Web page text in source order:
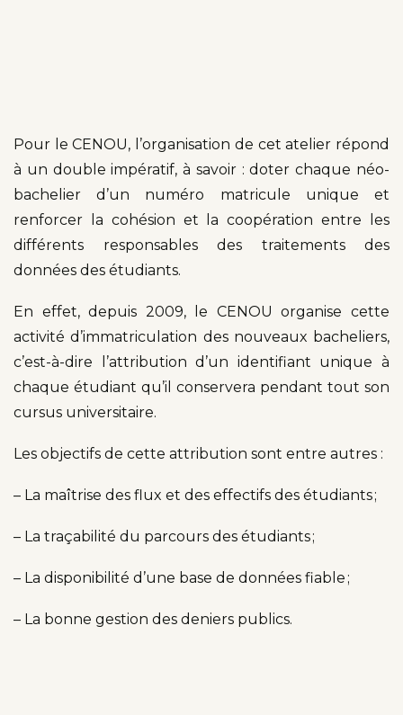
Pour le CENOU, l’organisation de cet atelier répond
à un double impératif, à savoir : doter chaque néo-
bachelier d’un numéro matricule unique et
renforcer la cohésion et la coopération entre les
différents responsables des traitements des
données des étudiants.
En effet, depuis 2009, le CENOU organise cette
activité d’immatriculation des nouveaux bacheliers,
c’est-à-dire l’attribution d’un identifiant unique à
chaque étudiant qu’il conservera pendant tout son
cursus universitaire.
Les objectifs de cette attribution sont entre autres :
– La maîtrise des flux et des effectifs des étudiants ;
– La traçabilité du parcours des étudiants ;
– La disponibilité d’une base de données fiable ;
– La bonne gestion des deniers publics.